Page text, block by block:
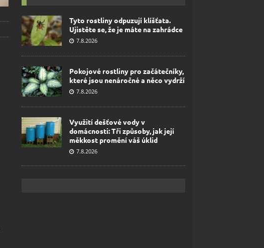
Tyto rostliny odpuzují klíšťata.
Ujistěte se, že je máte na zahrádce
7.8.2026
Pokojové rostliny pro začátečníky,
které jsou nenáročné a něco vydrží
7.8.2026
Využití dešťové vody v
domácnosti: Tři způsoby, jak její
měkkost promění váš úklid
7.8.2026